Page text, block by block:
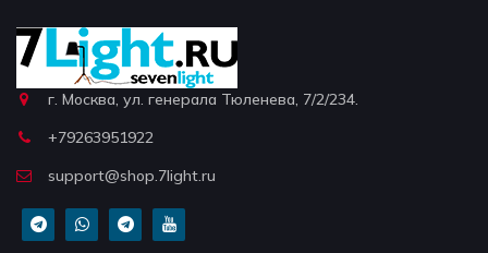
г. Москва, ул. генерала Тюленева, 7/2/234.
+79263951922
support@shop.7light.ru